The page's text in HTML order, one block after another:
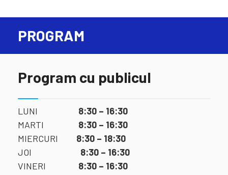
PROGRAM
Program cu publicul
LUNI 8:30 – 16:30
MARTI 8:30 – 16:30
MIERCURI 8:30 – 18:30
JOI 8:30 – 16:30
VINERI 8:30 – 16:30